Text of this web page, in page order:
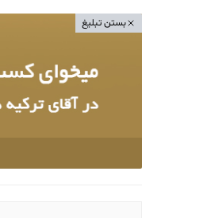
بستن تبلیغ